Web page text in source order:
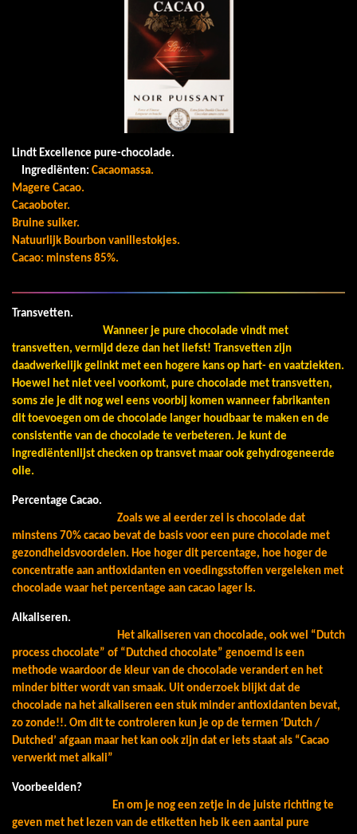
Lindt Excellence pure-chocolade.
Ingrediënten: Cacaomassa.
Magere Cacao.
Cacaoboter.
Bruine suiker.
Natuurlijk Bourbon vanillestokjes.
Cacao: minstens 85%.
Transvetten.
Wanneer je pure chocolade vindt met
transvetten, vermijd deze dan het liefst! Transvetten zijn
daadwerkelijk gelinkt met een hogere kans op hart- en vaatziekten.
Hoewel het niet veel voorkomt, pure chocolade met transvetten,
soms zie je dit nog wel eens voorbij komen wanneer fabrikanten
dit toevoegen om de chocolade langer houdbaar te maken en de
consistentie van de chocolade te verbeteren. Je kunt de
ingrediëntenlijst checken op transvet maar ook gehydrogeneerde
olie.
Percentage Cacao.
Zoals we al eerder zei is chocolade dat
minstens 70% cacao bevat de basis voor een pure chocolade met
gezondheidsvoordelen. Hoe hoger dit percentage, hoe hoger de
concentratie aan antioxidanten en voedingsstoffen vergeleken met
chocolade waar het percentage aan cacao lager is.
Alkaliseren.
Het alkaliseren van chocolade, ook wel “Dutch
process chocolate” of “Dutched chocolate” genoemd is een
methode waardoor de kleur van de chocolade verandert en het
minder bitter wordt van smaak. Uit onderzoek blijkt dat de
chocolade na het alkaliseren een stuk minder antioxidanten bevat,
zo zonde!!. Om dit te controleren kun je op de termen ‘Dutch /
Dutched’ afgaan maar het kan ook zijn dat er iets staat als “Cacao
verwerkt met alkali”
Voorbeelden?
En om je nog een zetje in de juiste richting te
geven met het lezen van de etiketten heb ik een aantal pure